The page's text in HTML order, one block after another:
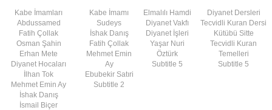
Kabe İmamları
Abdussamed
Fatih Çollak
Osman Şahin
Erhan Mete
Diyanet Hocaları
İlhan Tok
Mehmet Emin Ay
İshak Danış
İsmail Biçer
Kabe İmamı
Sudeys
İshak Danış
Fatih Çollak
Mehmet Emin
Ay
Ebubekir Satıri
Subtitle 2
Elmalılı Hamdi
Diyanet Vakfı
Diyanet İşleri
Yaşar Nuri
Öztürk
Subtitle 5
Diyanet Dersleri
Tecvidli Kuran Dersi
Kütübü Sitte
Tecvidli Kuran
Temelleri
Subtitle 5